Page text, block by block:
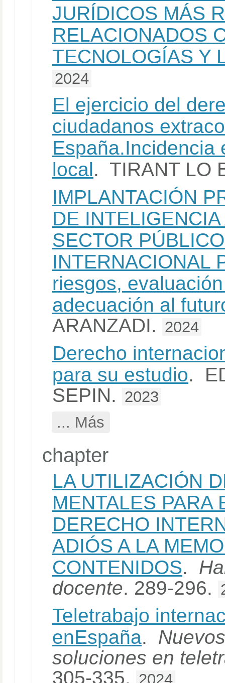
JURÍDICOS MÁS
RELACIONADOS
TECNOLOGÍAS Y
2024
El ejercicio del
ciudadanos
España.Incidencia
local. TIRANT LO
IMPLANTACIÓN
DE
SECTOR
INTERNACIONAL
riesgos,
adecuación al
ARANZADI. 2024
Derecho
para su estudio.
SEPIN. 2023
... Más
chapter
LA UTILIZACIÓN
MENTALES PARA
DERECHO
ADIÓS A LA
CONTENIDOS.
docente. 289-296.
Teletrabajo
enEspaña.
soluciones en
305-335. 2024